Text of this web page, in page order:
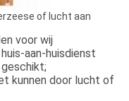
of lucht aan
voor wij
aan-huisdienst
kunnen door lucht of